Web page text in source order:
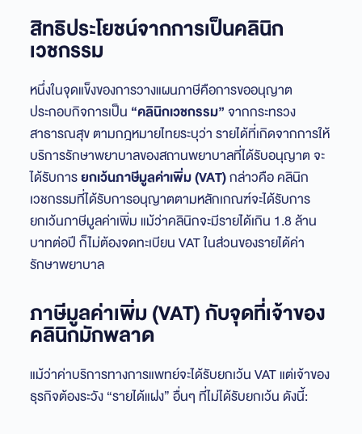
สิทธิประโยชน์จากการเป็นคลินิก
เวชกรรม
หนึ่งในจุดแข็งของการวางแผนภาษีคือการขออนุญาต
ประกอบกิจการเป็น “คลินิกเวชกรรม”จากกระทรวง
สาธารณสุข ตามกฎหมายไทยระบุว่า รายได้ที่เกิดจากการให้
บริการรักษาพยาบาลของสถานพยาบาลที่ได้รับอนุญาต จะ
ได้รับการยกเว้นภาษีมูลค่าเพิ่ม (VAT)กล่าวคือ คลินิก
เวชกรรมที่ได้รับการอนุญาตตามหลักเกณฑ์จะได้รับการ
ยกเว้นภาษีมูลค่าเพิ่ม แม้ว่าคลินิกจะมีรายได้เกิน 1.8 ล้าน
บาทต่อปี ก็ไม่ต้องจดทะเบียน VAT ในส่วนของรายได้ค่า
รักษาพยาบาล
ภาษีมูลค่าเพิ่ม (VAT) กับจุดที่เจ้าของ
คลินิกมักพลาด
แม้ว่าค่าบริการทางการแพทย์จะได้รับยกเว้น VAT แต่เจ้าของ
ธุรกิจต้องระวัง “รายได้แฝง” อื่นๆ ที่ไม่ได้รับยกเว้น ดังนี้: